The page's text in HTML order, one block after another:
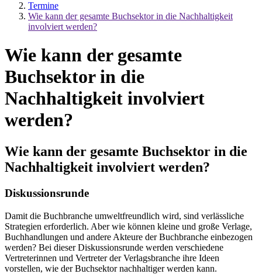
Termine
Wie kann der gesamte Buchsektor in die Nachhaltigkeit
involviert werden?
Wie kann der gesamte
Buchsektor in die
Nachhaltigkeit involviert
werden?
Wie kann der gesamte Buchsektor in die
Nachhaltigkeit involviert werden?
Diskussionsrunde
Damit die Buchbranche umweltfreundlich wird, sind verlässliche
Strategien erforderlich. Aber wie können kleine und große Verlage,
Buchhandlungen und andere Akteure der Buchbranche einbezogen
werden? Bei dieser Diskussionsrunde werden verschiedene
Vertreterinnen und Vertreter der Verlagsbranche ihre Ideen
vorstellen, wie der Buchsektor nachhaltiger werden kann.